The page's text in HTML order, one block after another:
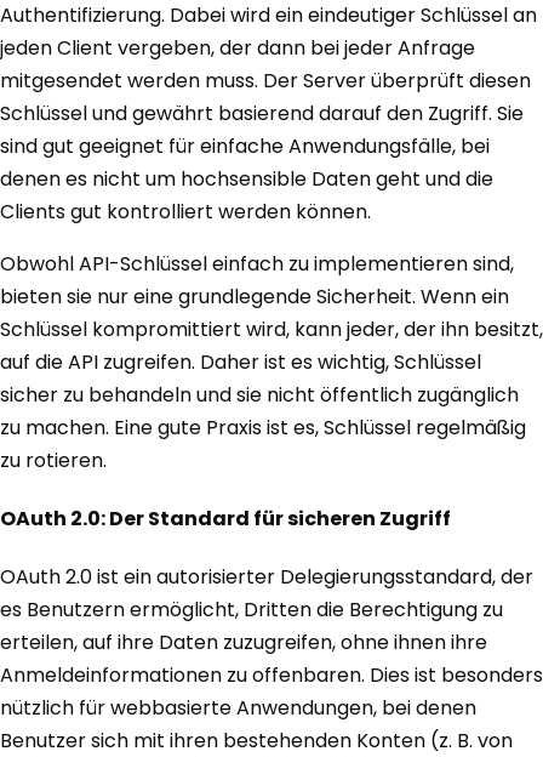
Authentifizierung. Dabei wird ein eindeutiger Schlüssel an
jeden Client vergeben, der dann bei jeder Anfrage
mitgesendet werden muss. Der Server überprüft diesen
Schlüssel und gewährt basierend darauf den Zugriff. Sie
sind gut geeignet für einfache Anwendungsfälle, bei
denen es nicht um hochsensible Daten geht und die
Clients gut kontrolliert werden können.
Obwohl API-Schlüssel einfach zu implementieren sind,
bieten sie nur eine grundlegende Sicherheit. Wenn ein
Schlüssel kompromittiert wird, kann jeder, der ihn besitzt,
auf die API zugreifen. Daher ist es wichtig, Schlüssel
sicher zu behandeln und sie nicht öffentlich zugänglich
zu machen. Eine gute Praxis ist es, Schlüssel regelmäßig
zu rotieren.
OAuth 2.0: Der Standard für sicheren Zugriff
OAuth 2.0 ist ein autorisierter Delegierungsstandard, der
es Benutzern ermöglicht, Dritten die Berechtigung zu
erteilen, auf ihre Daten zuzugreifen, ohne ihnen ihre
Anmeldeinformationen zu offenbaren. Dies ist besonders
nützlich für webbasierte Anwendungen, bei denen
Benutzer sich mit ihren bestehenden Konten (z. B. von